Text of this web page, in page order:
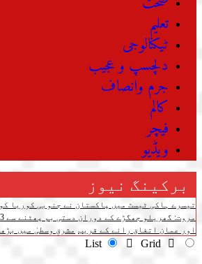
تعلیم
ٹیکنالوجی
دلچسپ و عجیب
جرم وانصاف
کالم
فیچر
ویڈیو
برکینگ نیوز
تیسرے ہاکی ٹیسٹ میں پاکستان نے جنوبی کوریا کو 4-3 سے شکست دے دی، سیریز اپنے نام کرلی
مروت: گھریلو جھگڑے کے دوران دستی بم پھٹنے سے 3 افراد جاں بحق، 3 بچے زخمی
اور عمان اتفاق رائے کے قریب مشرقِ وسطیٰ میں
List Grid